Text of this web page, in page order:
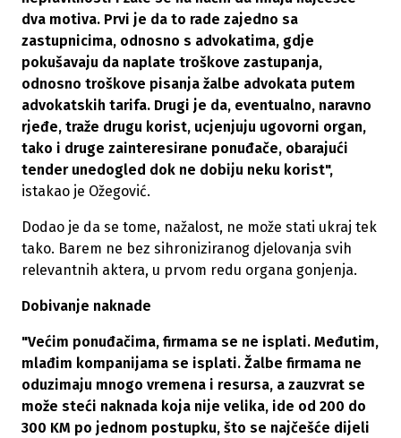
dva motiva. Prvi je da to rade zajedno sa
zastupnicima, odnosno s advokatima, gdje
pokušavaju da naplate troškove zastupanja,
odnosno troškove pisanja žalbe advokata putem
advokatskih tarifa. Drugi je da, eventualno, naravno
rjeđe, traže drugu korist, ucjenjuju ugovorni organ,
tako i druge zainteresirane ponuđače, obarajući
tender unedogled dok ne dobiju neku korist",
istakao je Ožegović.
Dodao je da se tome, nažalost, ne može stati ukraj tek
tako. Barem ne bez sihroniziranog djelovanja svih
relevantnih aktera, u prvom redu organa gonjenja.
Dobivanje naknade
"Većim ponuđačima, firmama se ne isplati. Međutim,
mlađim kompanijama se isplati. Žalbe firmama ne
oduzimaju mnogo vremena i resursa, a zauzvrat se
može steći naknada koja nije velika, ide od 200 do
300 KM po jednom postupku, što se najčešće dijeli